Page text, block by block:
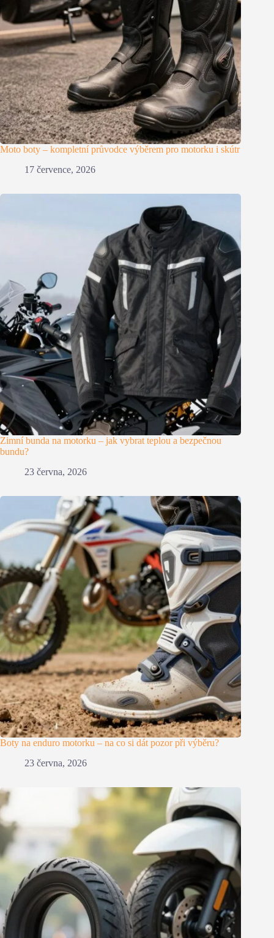
Moto boty – kompletní průvodce výběrem pro motorku i skútr
17 července, 2026
Zimní bunda na motorku – jak vybrat teplou a bezpečnou
bundu?
23 června, 2026
Boty na enduro motorku – na co si dát pozor při výběru?
23 června, 2026